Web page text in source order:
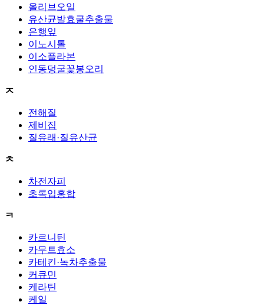
올리브오일
유산균발효굴추출물
은행잎
이노시톨
이소플라본
인동덩굴꽃봉오리
ㅈ
전해질
제비집
질유래·질유산균
ㅊ
차전자피
초록입홍합
ㅋ
카르니틴
카무트효소
카테킨·녹차추출물
커큐민
케라틴
케일